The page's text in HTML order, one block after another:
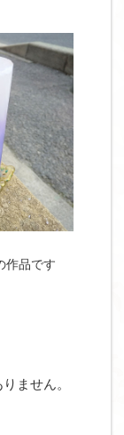
作品です
ません。